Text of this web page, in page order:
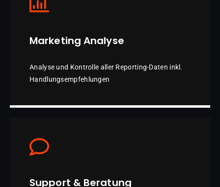
Marketing Analyse
Analyse und Kontrolle aller Reporting-Daten inkl.
Handlungsempfehlungen
Support & Beratung